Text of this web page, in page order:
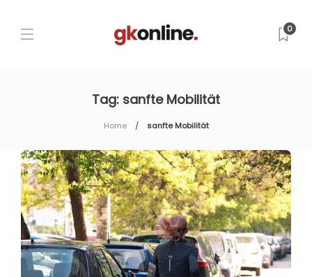
0
Tag: sanfte Mobilität
Home sanfte Mobilität